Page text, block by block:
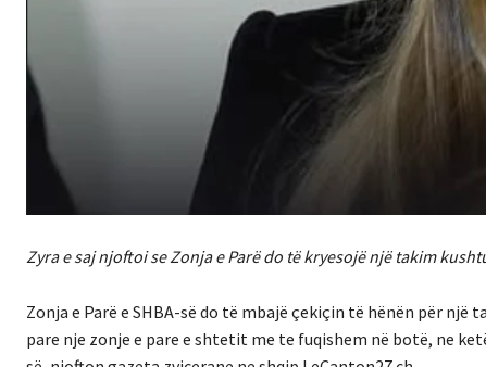
Zyra e saj njoftoi se Zonja e Parë do të kryesojë një takim
Zonja e Parë e SHBA-së do të mbajë çekiçin të hënën për
pare nje zonje e pare e shtetit me te fuqishem në botë, ne